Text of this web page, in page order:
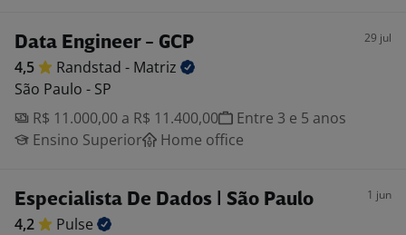
Data Engineer - GCP 29 jul
4,5 Randstad - Matriz
São Paulo - SP
R$ 11.000,00 a R$ 11.400,00
Entre 3 e 5 anos
Ensino Superior
Home office
Especialista De Dados | São Paulo 1 jun
4,2
Pulse